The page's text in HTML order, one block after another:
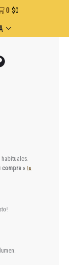
y medio de pago
$0
0
compraatu